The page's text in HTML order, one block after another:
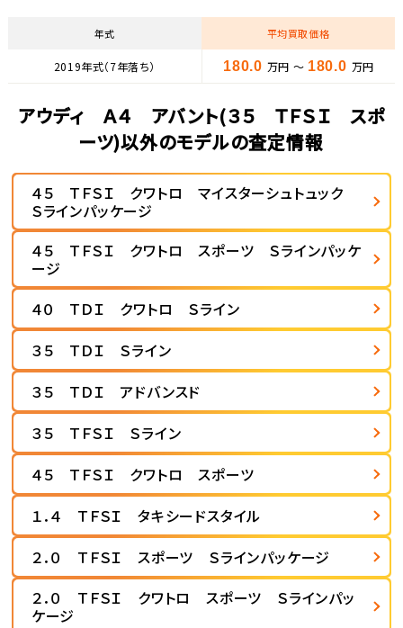
年式 平均買取価格
2019年式（7年落ち） 180.0 万円 ～ 180.0 万円
アウディ Ａ４ アバント(３５ ＴＦＳＩ スポ
ーツ)以外のモデルの査定情報
４５ ＴＦＳＩ クワトロ マイスターシュトュック
Ｓラインパッケージ
４５ ＴＦＳＩ クワトロ スポーツ Ｓラインパッケ
ージ
４０ ＴＤＩ クワトロ Ｓライン
３５ ＴＤＩ Ｓライン
３５ ＴＤＩ アドバンスド
３５ ＴＦＳＩ Ｓライン
４５ ＴＦＳＩ クワトロ スポーツ
１．４ ＴＦＳＩ タキシードスタイル
２．０ ＴＦＳＩ スポーツ Ｓラインパッケージ
２．０ ＴＦＳＩ クワトロ スポーツ Ｓラインパッ
ケージ